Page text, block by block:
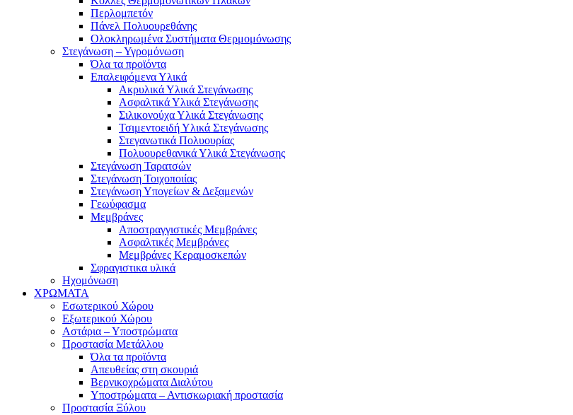
Περλομπετόν
Πάνελ Πολυουρεθάνης
Ολοκληρωμένα Συστήματα Θερμομόνωσης
Στεγάνωση – Υγρομόνωση
Όλα τα προϊόντα
Επαλειφόμενα Υλικά
Ακρυλικά Υλικά Στεγάνωσης
Ασφαλτικά Υλικά Στεγάνωσης
Σιλικονούχα Υλικά Στεγάνωσης
Τσιμεντοειδή Υλικά Στεγάνωσης
Στεγανωτικά Πολυουρίας
Πολυουρεθανικά Υλικά Στεγάνωσης
Στεγάνωση Ταρατσών
Στεγάνωση Τοιχοποιίας
Στεγάνωση Υπογείων & Δεξαμενών
Γεωύφασμα
Μεμβράνες
Αποστραγγιστικές Μεμβράνες
Ασφαλτικές Μεμβράνες
Μεμβράνες Κεραμοσκεπών
Σφραγιστικα υλικά
Ηχομόνωση
ΧΡΩΜΑΤΑ
Εσωτερικού Χώρου
Εξωτερικού Χώρου
Αστάρια – Υποστρώματα
Προστασία Μετάλλου
Όλα τα προϊόντα
Απευθείας στη σκουριά
Βερνικοχρώματα Διαλύτου
Υποστρώματα – Αντισκωριακή προστασία
Προστασία Ξύλου